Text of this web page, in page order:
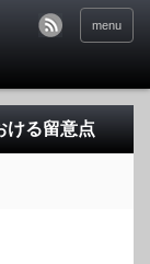
menu
ける留意点